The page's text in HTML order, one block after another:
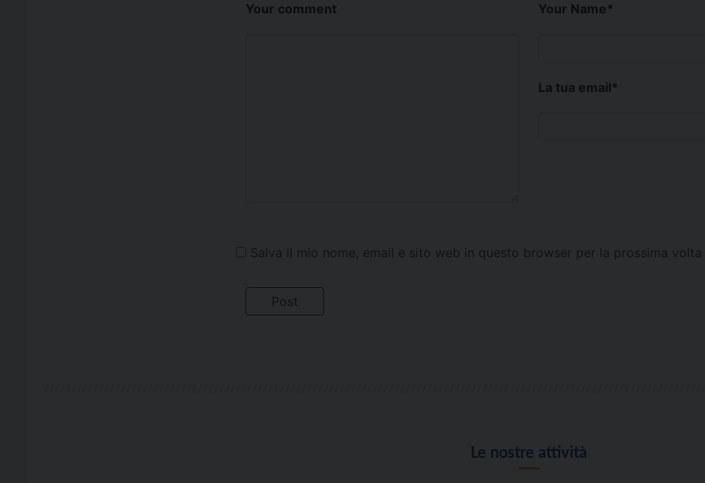
Your comment Your Name*
La tua email*
Salva il mio nome, email e sito web in questo browser per la prossima
Le nostre attività